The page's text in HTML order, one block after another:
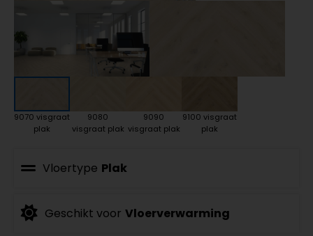
9070 visgraat
plak
9080
visgraat plak
9090
visgraat plak
9100 visgraat
plak
Vloertype Plak
Geschikt voor Vloerverwarming